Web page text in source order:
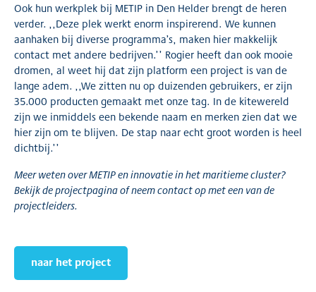
Ook hun werkplek bij METIP in Den Helder brengt de heren
verder. ,,Deze plek werkt enorm inspirerend. We kunnen
aanhaken bij diverse programma’s, maken hier makkelijk
contact met andere bedrijven.’’ Rogier heeft dan ook mooie
dromen, al weet hij dat zijn platform een project is van de
lange adem. ,,We zitten nu op duizenden gebruikers, er zijn
35.000 producten gemaakt met onze tag. In de kitewereld
zijn we inmiddels een bekende naam en merken zien dat we
hier zijn om te blijven. De stap naar echt groot worden is heel
dichtbij.’’
Meer weten over METIP en innovatie in het maritieme cluster?
Bekijk de projectpagina of neem contact op met een van de
projectleiders.
naar het project